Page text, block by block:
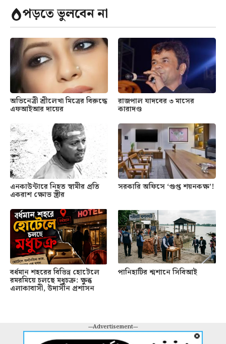
পড়তে ভুলবেন না
অভিনেত্রী শ্রীলেখা মিত্রের বিরুদ্ধে
এফআইআর দায়ের
রাজপাল যাদবের ৩ মাসের
কারাদণ্ড
এনকাউন্টারে নিহত স্বামীর প্রতি
একরাশ ক্ষোভ স্ত্রীর
সরকারি অফিসে ‘গুপ্ত শয়নকক্ষ’!
বর্ধমান শহরের বিভিন্ন হোটেলে
রমরমিয়ে চলছে মধুচক্র: ক্ষুব্ধ
এলাকাবাসী, উদাসীন প্রশাসন
পানিহাটির শ্মশানে সিবিআই
---Advertisement---